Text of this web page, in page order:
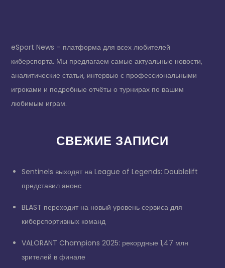
eSport News – платформа для всех любителей
киберспорта. Мы предлагаем самые актуальные новости,
аналитические статьи, интервью с профессиональными
игроками и подробные отчёты о турнирах по вашим
любимым играм.
СВЕЖИЕ ЗАПИСИ
Sentinels выходят на League of Legends: Doublelift
представил анонс
BLAST переходит на новый уровень сервиса для
киберспортивных команд
VALORANT Champions 2025: рекордные 1,47 млн
зрителей в финале